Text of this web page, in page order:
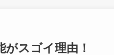
がスゴイ理由！